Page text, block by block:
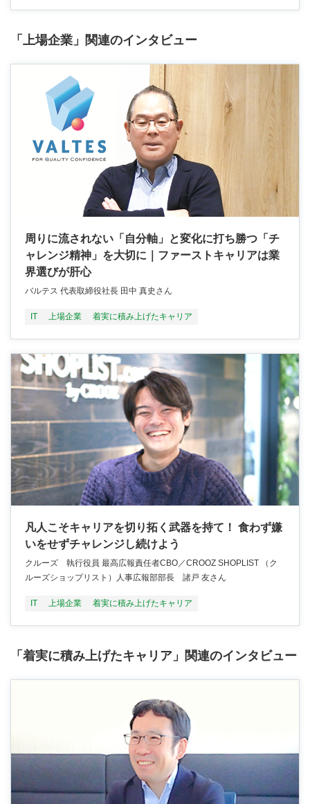
「上場企業」関連のインタビュー
周りに流されない「自分軸」と変化に打ち勝つ「チ
ャレンジ精神」を大切に｜ファーストキャリアは業
界選びが肝心
バルテス 代表取締役社長 田中 真史さん
IT 上場企業 着実に積み上げたキャリア
凡人こそキャリアを切り拓く武器を持て！ 食わず嫌
いをせずチャレンジし続けよう
クルーズ 執行役員 最高広報責任者CBO／CROOZ SHOPLIST （ク
ルーズショップリスト）人事広報部部長 諸戸 友さん
IT 上場企業 着実に積み上げたキャリア
「着実に積み上げたキャリア」関連のインタビュー